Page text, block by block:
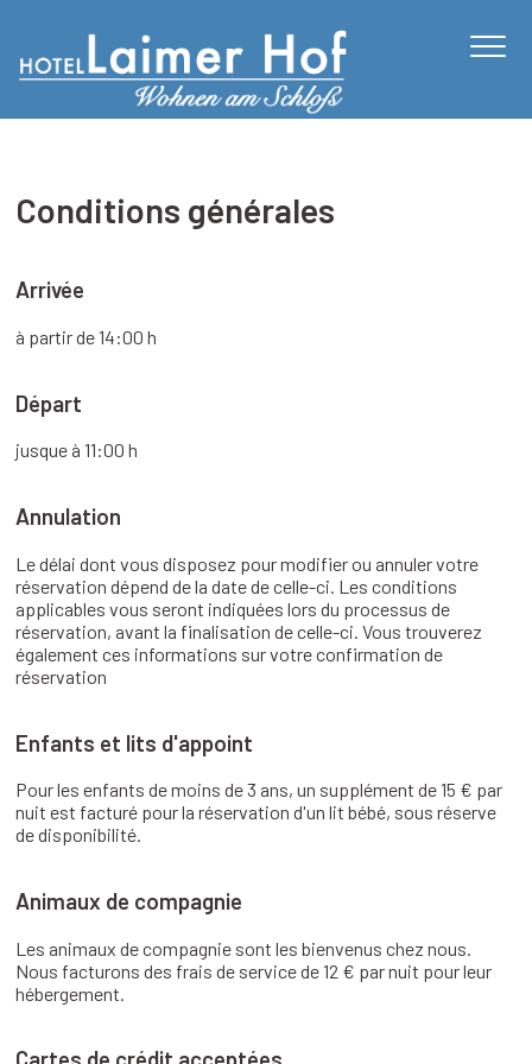
RÉSERVATION
Conditions générales
Arrivée
à partir de 14:00 h
Départ
jusque à 11:00 h
Annulation
Le délai dont vous disposez pour modifier ou annuler votre
réservation dépend de la date de celle-ci. Les conditions
applicables vous seront indiquées lors du processus de
réservation, avant la finalisation de celle-ci. Vous trouverez
également ces informations sur votre confirmation de
réservation
Enfants et lits d'appoint
Pour les enfants de moins de 3 ans, un supplément de 15 € par
nuit est facturé pour la réservation d'un lit bébé, sous réserve
de disponibilité.
Animaux de compagnie
Les animaux de compagnie sont les bienvenus chez nous.
Nous facturons des frais de service de 12 € par nuit pour leur
hébergement.